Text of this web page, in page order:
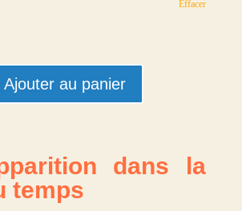
Effacer
Ajouter au panier
dans la
temps